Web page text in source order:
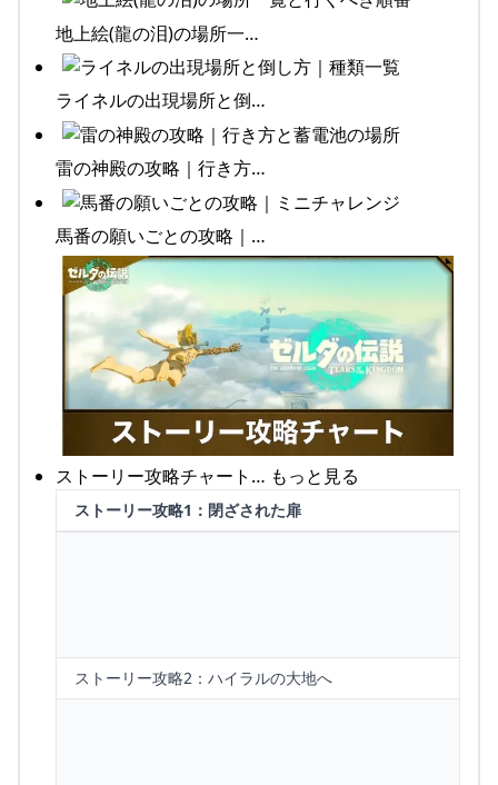
地上絵(龍の泪)の場所一…
ライネルの出現場所と倒…
雷の神殿の攻略｜行き方…
馬番の願いごとの攻略｜…
ストーリー攻略チャート… もっと見る
ストーリー攻略1：閉ざされた扉
ストーリー攻略2：ハイラルの大地へ